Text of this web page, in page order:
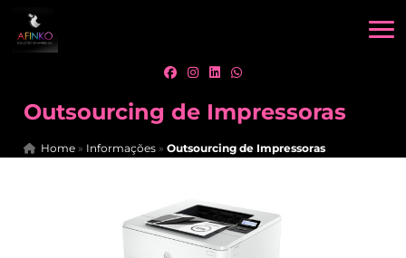
Outsourcing de Impressoras
Home » Informações »Outsourcing de Impressoras